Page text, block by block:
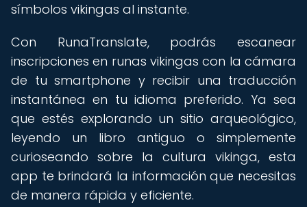
símbolos vikingas al instante.
Con RunaTranslate, podrás escanear
inscripciones en runas vikingas con la cámara
de tu smartphone y recibir una traducción
instantánea en tu idioma preferido. Ya sea
que estés explorando un sitio arqueológico,
leyendo un libro antiguo o simplemente
curioseando sobre la cultura vikinga, esta
app te brindará la información que necesitas
de manera rápida y eficiente.